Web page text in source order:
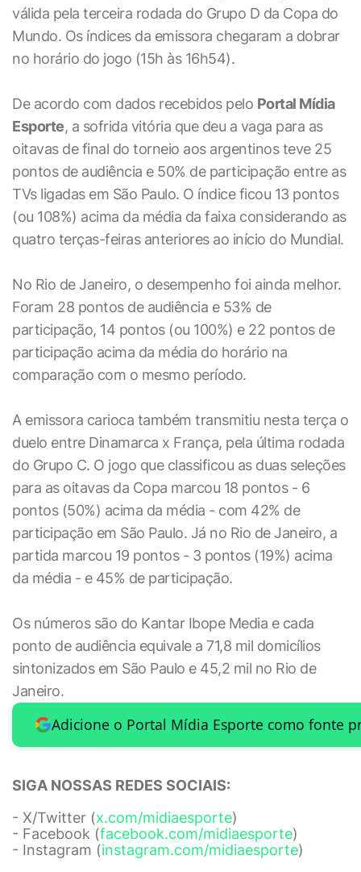
válida pela terceira rodada do Grupo D da Copa do
Mundo. Os índices da emissora chegaram a dobrar
no horário do jogo (15h às 16h54).
De acordo com dados recebidos pelo Portal Mídia
Esporte, a sofrida vitória que deu a vaga para as
oitavas de final do torneio aos argentinos teve 25
pontos de audiência e 50% de participação entre as
TVs ligadas em São Paulo. O índice ficou 13 pontos
(ou 108%) acima da média da faixa considerando as
quatro terças-feiras anteriores ao início do Mundial.
No Rio de Janeiro, o desempenho foi ainda melhor.
Foram 28 pontos de audiência e 53% de
participação, 14 pontos (ou 100%) e 22 pontos de
participação acima da média do horário na
comparação com o mesmo período.
A emissora carioca também transmitiu nesta terça o
duelo entre Dinamarca x França, pela última rodada
do Grupo C. O jogo que classificou as duas seleções
para as oitavas da Copa marcou 18 pontos - 6
pontos (50%) acima da média - com 42% de
participação em São Paulo. Já no Rio de Janeiro, a
partida marcou 19 pontos - 3 pontos (19%) acima
da média - e 45% de participação.
Os números são do Kantar Ibope Media e cada
ponto de audiência equivale a 71,8 mil domicílios
sintonizados em São Paulo e 45,2 mil no Rio de
Janeiro.
Adicione o Portal Mídia Esporte como fonte
SIGA NOSSAS REDES SOCIAIS:
- X/Twitter (x.com/midiaesporte)
- Facebook (facebook.com/midiaesporte)
- Instagram (instagram.com/midiaesporte)